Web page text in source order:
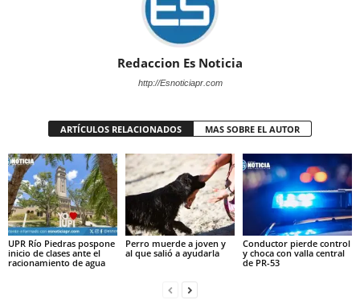
Redaccion Es Noticia
http://Esnoticiapr.com
ARTÍCULOS RELACIONADOS MAS SOBRE EL AUTOR
UPR Río Piedras pospone
inicio de clases ante el
racionamiento de agua
Perro muerde a joven y
al que salió a ayudarla
Conductor pierde control
y choca con valla central
de PR-53